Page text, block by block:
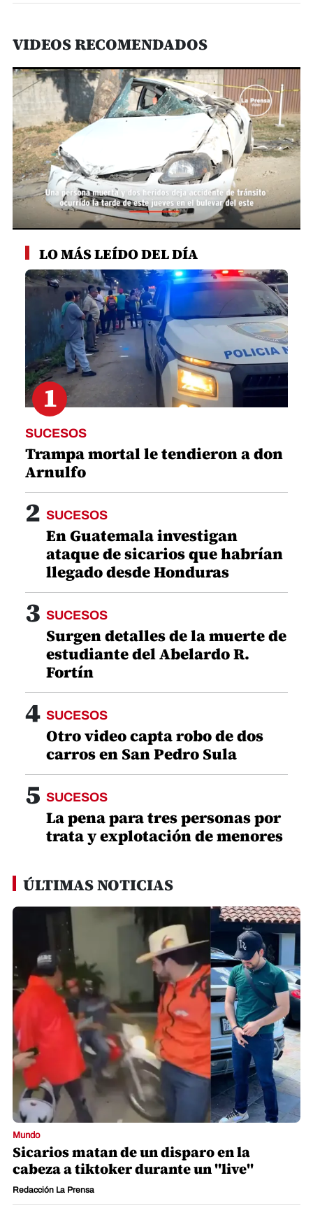
VIDEOS RECOMENDADOS
seconds
seconds
LO MÁS LEÍDO DEL DÍA
1
SUCESOS
Trampa mortal le tendieron a don
Arnulfo
2 SUCESOS
En Guatemala investigan
ataque de sicarios que habrían
llegado desde Honduras
3 SUCESOS
Surgen detalles de la muerte de
estudiante del Abelardo R.
Fortín
4 SUCESOS
Otro video capta robo de dos
carros en San Pedro Sula
5 SUCESOS
La pena para tres personas por
trata y explotación de menores
ÚLTIMAS NOTICIAS
Mundo
Sicarios matan de un disparo en la
cabeza a tiktoker durante un "live"
Redacción La Prensa